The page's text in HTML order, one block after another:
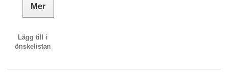
Mer
Lägg till i
önskelistan